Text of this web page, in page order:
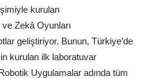
kurulan
Zekâ Oyunları
geliştiriyor. Bunun, Türkiye’de
kurulan ilk laboratuvar
Uygulamalar adında tüm